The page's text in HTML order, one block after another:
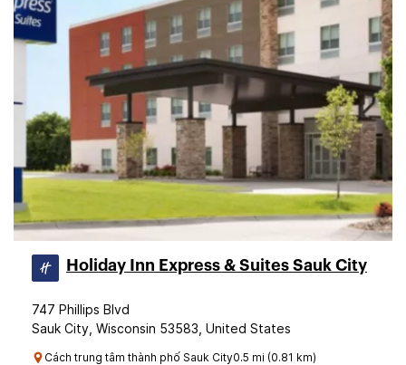
Holiday Inn Express & Suites Sauk City
747 Phillips Blvd
Sauk City, Wisconsin 53583, United States
Cách trung tâm thành phố Sauk City0.5 mi (0.81 km)